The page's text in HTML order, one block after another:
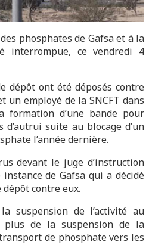
phosphates de Gafsa et à la
interrompue, ce vendredi 4
dépôt ont été déposés contre
un employé de la SNCFT dans
d’une bande pour
suite au blocage d’un
l’année dernière.
devant le juge d’instruction
de Gafsa qui a décidé
dépôt contre eux.
suspension de l’activité au
de la suspension de la
de phosphate vers les